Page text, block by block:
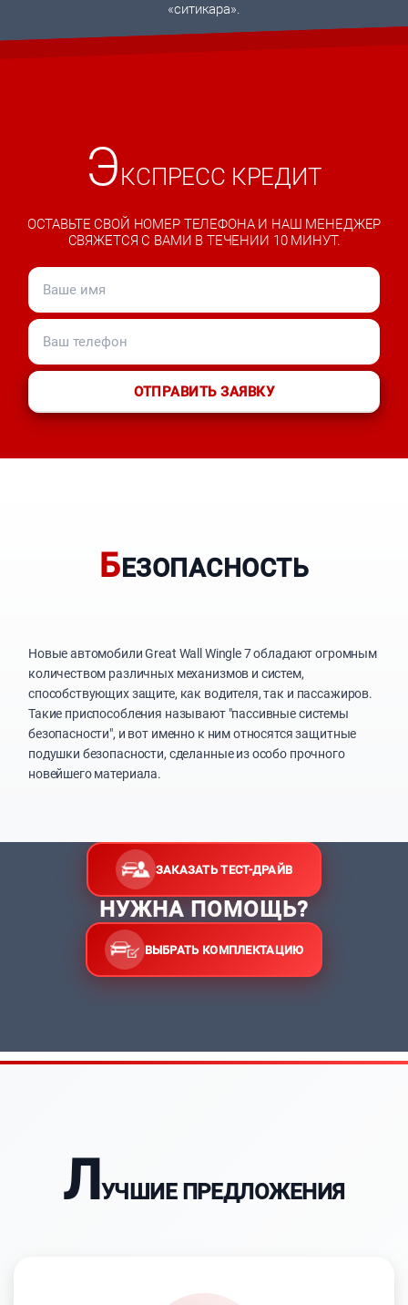
«ситикара».
ЭКСПРЕСС КРЕДИТ
ОСТАВЬТЕ СВОЙ НОМЕР ТЕЛЕФОНА И НАШ МЕНЕДЖЕР
СВЯЖЕТСЯ С ВАМИ В ТЕЧЕНИИ 10 МИНУТ.
БЕЗОПАСНОСТЬ
Новые автомобили Great Wall Wingle 7 обладают огромным
количеством различных механизмов и систем,
способствующих защите, как водителя, так и пассажиров.
Такие приспособления называют "пассивные системы
безопасности", и вот именно к ним относятся защитные
подушки безопасности, сделанные из особо прочного
новейшего материала.
ЗАКАЗАТЬ ТЕСТ-ДРАЙВ
НУЖНА ПОМОЩЬ?
ВЫБРАТЬ КОМПЛЕКТАЦИЮ
ЛУЧШИЕ ПРЕДЛОЖЕНИЯ